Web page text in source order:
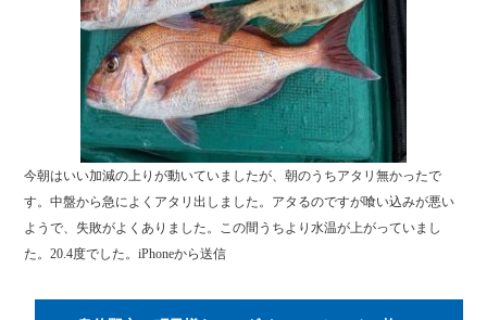
今朝はいい加減の上りが動いていましたが、朝のうちアタリ無かったで
す。中盤から急によくアタリ出しました。アタるのですが喰い込みが悪い
ようで、失敗がよくありました。この間うちより水温が上がっていまし
た。20.4度でした。iPhoneから送信